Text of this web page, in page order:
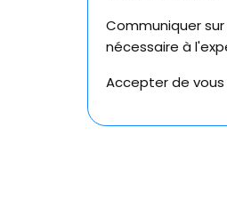
Communiquer
nécessaire à
Accepter de